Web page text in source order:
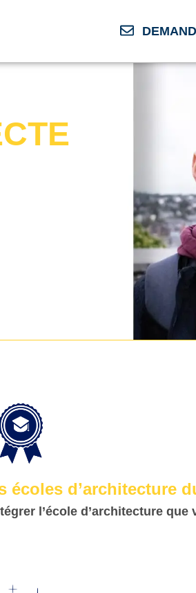
écoles d’architecture
l’école d’architecture que